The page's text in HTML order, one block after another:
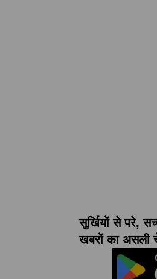
सुर्खियों से परे,
खबरों का असली